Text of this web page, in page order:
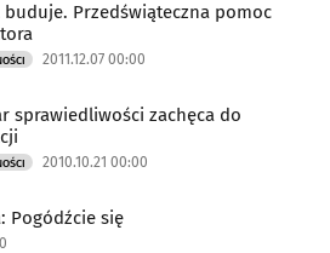
buduje. Przedświąteczna pomoc
2011.12.07 00:00
sprawiedliwości zachęca do
2010.10.21 00:00
Pogódźcie się